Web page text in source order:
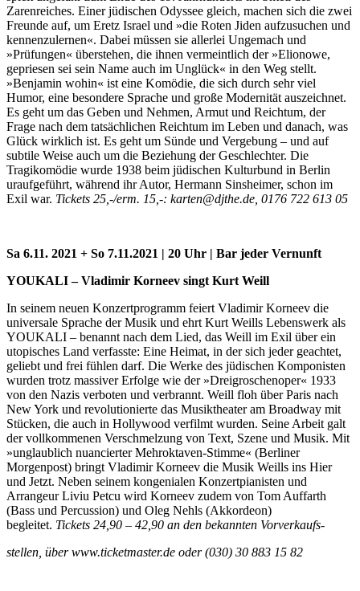
Zarenreiches. Einer jüdischen Odyssee gleich, machen sich die zwei
Freunde auf, um Eretz Israel und »die Roten Jiden aufzusuchen und
kennenzulernen«. Dabei müssen sie allerlei Ungemach und
»Prüfungen« überstehen, die ihnen vermeintlich der »Elionowe,
gepriesen sei sein Name auch im Unglück« in den Weg stellt.
»Benjamin wohin« ist eine Komödie, die sich durch sehr viel
Humor, eine besondere Sprache und große Modernität auszeichnet.
Es geht um das Geben und Nehmen, Armut und Reichtum, der
Frage nach dem tatsächlichen Reichtum im Leben und danach, was
Glück wirklich ist. Es geht um Sünde und Vergebung – und auf
subtile Weise auch um die Beziehung der Geschlechter. Die
Tragikomödie wurde 1938 beim jüdischen Kulturbund in Berlin
uraufgeführt, während ihr Autor, Hermann Sinsheimer, schon im
Exil war. Tickets 25,-/erm. 15,-: karten@djthe.de, 0176 722 613 05
Sa 6.11. 2021 + So 7.11.2021 | 20 Uhr | Bar jeder Vernunft
YOUKALI – Vladimir Korneev singt Kurt Weill
In seinem neuen Konzertprogramm feiert Vladimir Korneev die
universale Sprache der Musik und ehrt Kurt Weills Lebenswerk als
YOUKALI – benannt nach dem Lied, das Weill im Exil über ein
utopisches Land verfasste: Eine Heimat, in der sich jeder geachtet,
geliebt und frei fühlen darf. Die Werke des jüdischen Komponisten
wurden trotz massiver Erfolge wie der »Dreigroschenoper« 1933
von den Nazis verboten und verbrannt. Weill floh über Paris nach
New York und revolutionierte das Musiktheater am Broadway mit
Stücken, die auch in Hollywood verfilmt wurden. Seine Arbeit galt
der vollkommenen Verschmelzung von Text, Szene und Musik. Mit
»unglaublich nuancierter Mehroktaven-Stimme« (Berliner
Morgenpost) bringt Vladimir Korneev die Musik Weills ins Hier
und Jetzt. Neben seinem kongenialen Konzertpianisten und
Arrangeur Liviu Petcu wird Korneev zudem von Tom Auffarth
(Bass und Percussion) und Oleg Nehls (Akkordeon)
begleitet. Tickets 24,90 – 42,90 an den bekannten Vorverkaufs-
stellen, über www.ticketmaster.de oder (030) 30 883 15 82